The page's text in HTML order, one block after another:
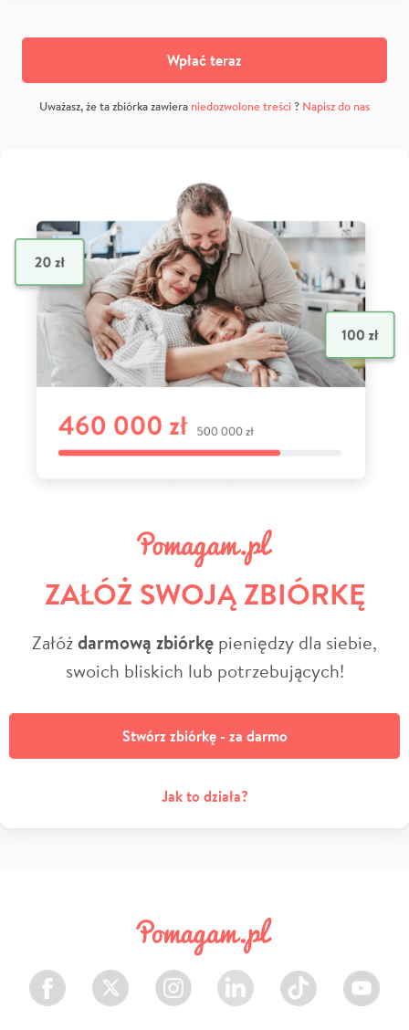
Wpłać teraz
Uważasz, że ta zbiórka zawiera niedozwolone treści? Napisz do nas
ZAŁÓŻ SWOJĄ ZBIÓRKĘ
Załóżdarmową zbiórkę pieniędzy dla siebie,
swoich bliskich lub potrzebujących!
Stwórz zbiórkę - za darmo
Jak to działa?
Facebook Twitter Instagram LinkedIn TikTok Youtube